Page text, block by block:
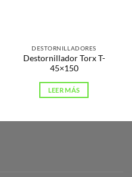
DESTORNILLADORES
Destornillador Torx T-
45×150
LEER MÁS